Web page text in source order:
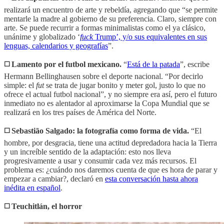
realizará un encuentro de arte y rebeldía, agregando que “se permite
mentarle la madre al gobierno de su preferencia. Claro, siempre con
arte. Se puede recurrir a formas minimalistas como el ya clásico,
unánime y globalizado ‘fuckTrump’, y/o sus equivalentes en sus
lenguas, calendarios y geografías”.
◻️ Lamento por el futbol mexicano. “Está de la patada”, escribe
Hermann Bellinghausen sobre el deporte nacional. “Por decirlo
simple: el futse trata de jugar bonito y meter gol, justo lo que no
ofrece el actual futbol nacional”, y no siempre era así, pero el futuro
inmediato no es alentador al aproximarse la Copa Mundial que se
realizará en los tres países de América del Norte.
◻️ Sebastião Salgado: la fotografía como forma de vida. “El
hombre, por desgracia, tiene una actitud depredadora hacia la Tierra
y un increíble sentido de la adaptación: esto nos lleva
progresivamente a usar y consumir cada vez más recursos. El
problema es: ¿cuándo nos daremos cuenta de que es hora de parar y
empezar a cambiar?, declaró en esta conversación hasta ahora
inédita en español.
◻️ Teuchitlán, el horror